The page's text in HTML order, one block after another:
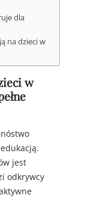
dla
na dzieci w
w
jest
odkrywcy